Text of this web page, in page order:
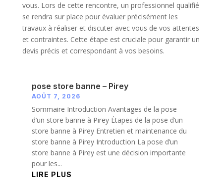
vous. Lors de cette rencontre, un professionnel qualifié
se rendra sur place pour évaluer précisément les
travaux à réaliser et discuter avec vous de vos attentes
et contraintes. Cette étape est cruciale pour garantir un
devis précis et correspondant à vos besoins.
pose store banne – Pirey
AOÛT 7, 2026
Sommaire Introduction Avantages de la pose
d’un store banne à Pirey Étapes de la pose d’un
store banne à Pirey Entretien et maintenance du
store banne à Pirey Introduction La pose d’un
store banne à Pirey est une décision importante
pour les...
LIRE PLUS